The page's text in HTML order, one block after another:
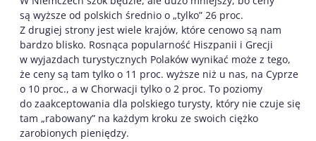
są wyższe od polskich średnio o „tylko” 26 proc.
Z drugiej strony jest wiele krajów, które cenowo są nam
bardzo blisko. Rosnąca popularność Hiszpanii i Grecji
w wyjazdach turystycznych Polaków wynikać może z tego,
że ceny są tam tylko o 11 proc. wyższe niż u nas, na Cyprze
o 10 proc., a w Chorwacji tylko o 2 proc. To poziomy
do zaakceptowania dla polskiego turysty, który nie czuje się
tam „rabowany” na każdym kroku ze swoich ciężko
zarobionych pieniędzy.